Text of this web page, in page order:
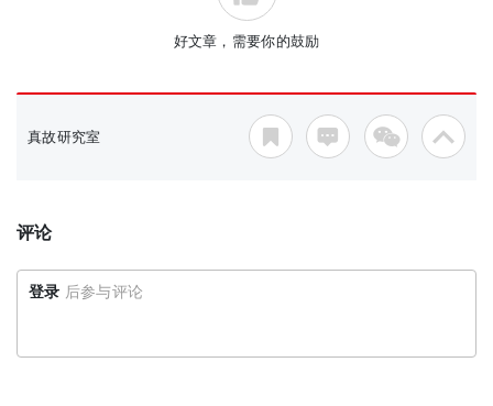
好文章，需要你的鼓励
真故研究室
评论
登录 后参与评论